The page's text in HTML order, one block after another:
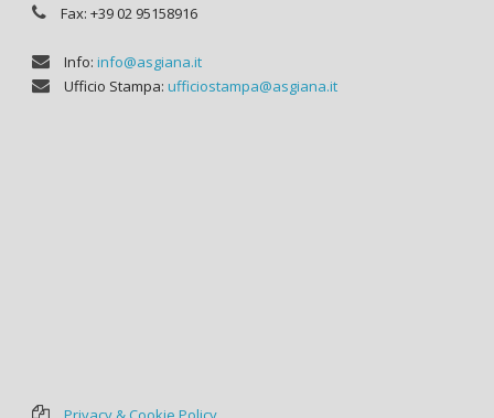
Fax: +39 02 95158916
Info: info@asgiana.it
Ufficio Stampa: ufficiostampa@asgiana.it